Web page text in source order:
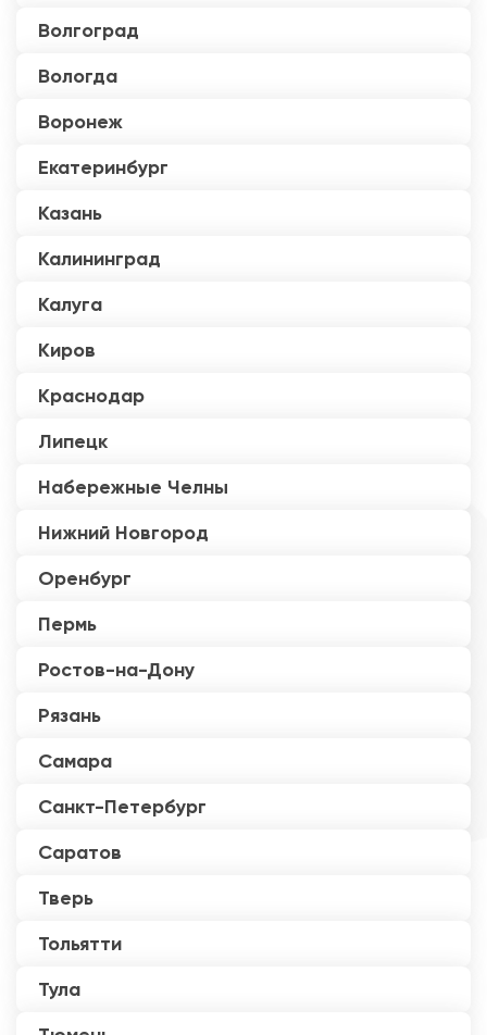
Волгоград
Вологда
Воронеж
Екатеринбург
Казань
Калининград
Калуга
Киров
Краснодар
Липецк
Набережные Челны
Нижний Новгород
Оренбург
Пермь
Ростов-на-Дону
Рязань
Самара
Санкт-Петербург
Саратов
Тверь
Тольятти
Тула